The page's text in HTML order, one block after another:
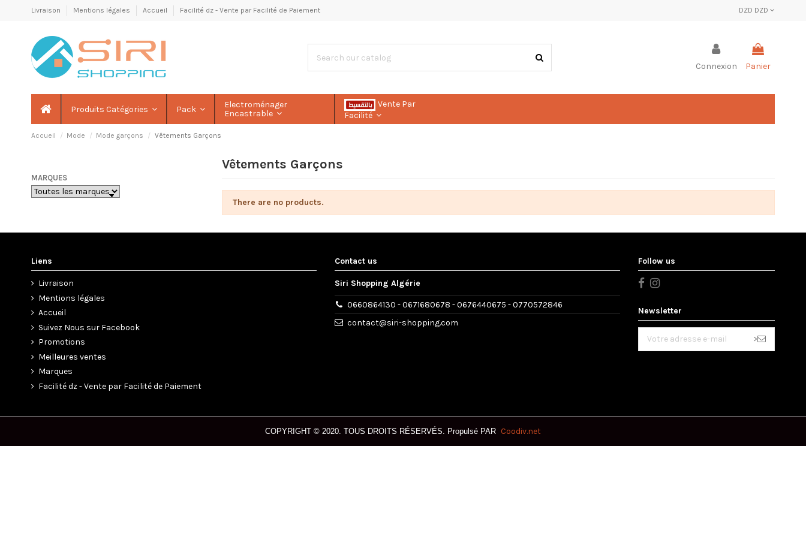
Livraison Mentions légales Accueil Facilité dz - Vente par Facilité de Paiement DZD DZD
Connexion Panier
Produits Catégories Pack
Electroménager
Encastrable
Vente Par
Facilité
Accueil Mode Mode garçons Vêtements Garçons
Vêtements Garçons
There are no products.
MARQUES
Liens
Livraison
Mentions légales
Accueil
Suivez Nous sur Facebook
Promotions
Meilleures ventes
Marques
Facilité dz - Vente par Facilité de Paiement
Contact us
Siri Shopping Algérie
0660864130 - 0671680678 - 0676440675 - 0770572846
contact@siri-shopping.com
Follow us
Newsletter
>
COPYRIGHT © 2020. TOUS DROITS RÉSERVÉS. Propulsé PAR Coodiv.net